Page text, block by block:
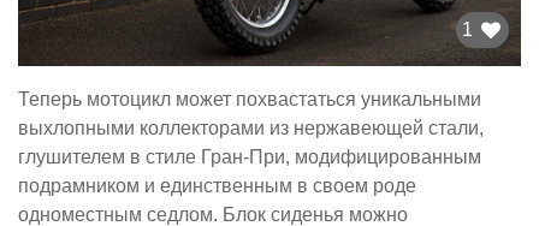
1
Теперь мотоцикл может похвастаться уникальными
выхлопными коллекторами из нержавеющей стали,
глушителем в стиле Гран-При, модифицированным
подрамником и единственным в своем роде
одноместным седлом. Блок сиденья можно